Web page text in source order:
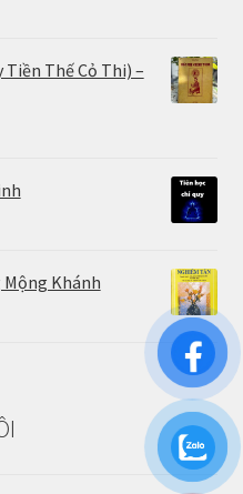
Tiền Thế Cỏ Thi) –
Khánh